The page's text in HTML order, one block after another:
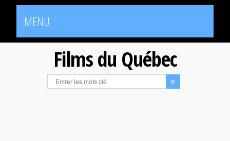
MENU
Films du Québec